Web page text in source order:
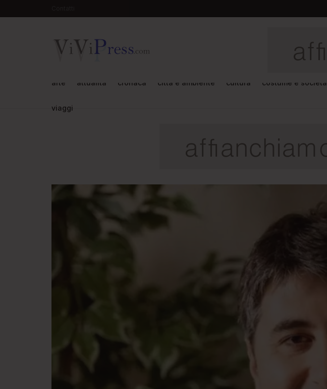
arte attualità cronaca città e ambiente cultura costume e società
viaggi